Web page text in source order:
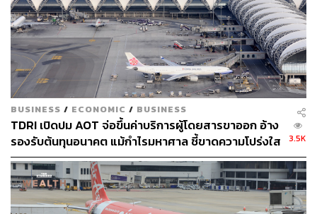
ทุกครั้งที่เข้าป่า ผู้เขียนมักจะชอบสังเกตสิ่งต่างๆ รอบตัว เห็น
รายละเอียดหลายอย่าง ไม่ว่ารูปร่างลักษณะของใบไม้ชนิด
ต่างๆ สีดิน สีก้อนหิน สังเกตสีของท้องฟ้าในช่วงเวลาต่างๆ
โดยเฉพาะช่วงเย็นที่จะมีเฉดสีหลายสีและเปลี่ยนเร็วมาก
ชนิดและรูปทรงของก้อนเมฆ จนกลายเป็นคนอยากรู้อยาก
เห็นระหว่างการเดินทาง
เราจะกลายเป็นคนช่างสังเกตโดยไม่รู้ตัว
เป็นคนชอบตั้งคำถาม
BUSINESS / ECONOMIC / BUSINESS
TDRI เปิดปม AOT จ่อขึ้นค่าบริการผู้โดยสารขาออก อ้าง
รองรับต้นทุนอนาคต แม้กำไรมหาศาล ชี้ขาดความโปร่งใส
เสี่ยงทุบความเชื่อมั่นท่องเที่ยวไทย
3.5K